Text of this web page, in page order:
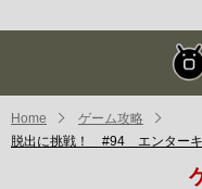
Home
ゲーム攻略
脱出に挑戦！ #94 エンターキ